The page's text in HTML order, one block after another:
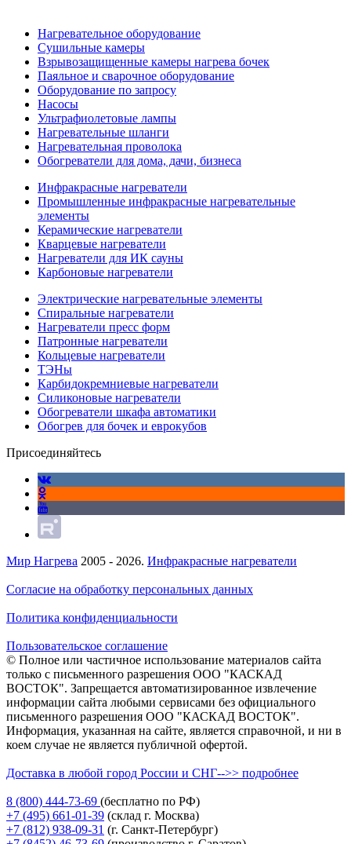
Нагревательное оборудование
Сушильные камеры
Взрывозащищенные камеры нагрева бочек
Паяльное и сварочное оборудование
Оборудование по запросу
Насосы
Ультрафиолетовые лампы
Нагревательные шланги
Нагревательная проволока
Обогреватели для дома, дачи, бизнеса
Инфракрасные нагреватели
Промышленные инфракрасные нагревательные
элементы
Керамические нагреватели
Кварцевые нагреватели
Нагреватели для ИК сауны
Карбоновые нагреватели
Электрические нагревательные элементы
Спиральные нагреватели
Нагреватели пресс форм
Патронные нагреватели
Кольцевые нагреватели
ТЭНы
Карбидокремниевые нагреватели
Силиконовые нагреватели
Обогреватели шкафа автоматики
Обогрев для бочек и еврокубов
Присоединяйтесь
Мир Нагрева 2005 - 2026. Инфракрасные нагреватели
Согласие на обработку персональных данных
Политика конфиденциальности
Пользовательское соглашение
© Полное или частичное использование материалов сайта
только с письменного разрешения ООО "КАСКАД
ВОСТОК". Запрещается автоматизированное извлечение
информации сайта любыми сервисами без официального
письменного разрешения ООО "КАСКАД ВОСТОК".
Информация, указанная на сайте, является справочной, и ни в
коем случае не является публичной офертой.
Доставка в любой город России и СНГ-->> подробнее
8 (800) 444-73-69 (бесплатно по РФ)
+7 (495) 661-01-39 (склад г. Москва)
+7 (812) 938-09-31 (г. Санкт-Петербург)